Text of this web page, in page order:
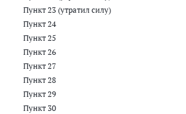
Пункт 23 (утратил силу)
Пункт 24
Пункт 25
Пункт 26
Пункт 27
Пункт 28
Пункт 29
Пункт 30